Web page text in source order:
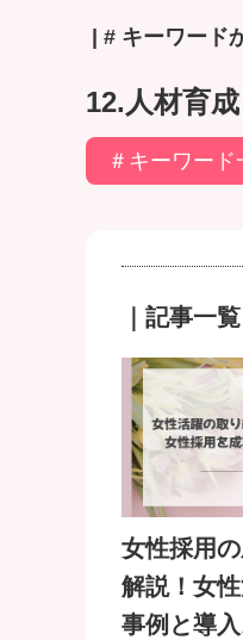
| # キーワード
12.人材育
＃キーワード
｜記事一覧
女性採用
解説！女
事例と導